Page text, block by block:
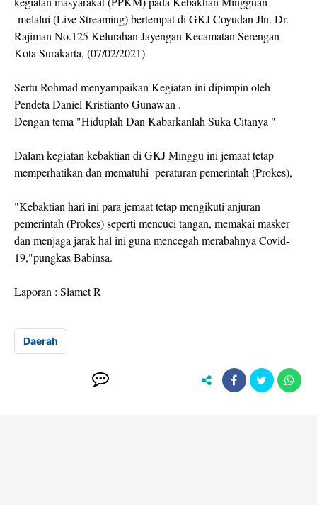
melalui (Live Streaming) bertempat di GKJ Coyudan Jln. Dr.
Rajiman No.125 Kelurahan Jayengan Kecamatan Serengan
Kota Surakarta, (07/02/2021)
Sertu Rohmad menyampaikan Kegiatan ini dipimpin oleh
Pendeta Daniel Kristianto Gunawan .
Dengan tema "Hiduplah Dan Kabarkanlah Suka Citanya "
Dalam kegiatan kebaktian di GKJ Minggu ini jemaat tetap
memperhatikan dan mematuhi peraturan pemerintah (Prokes),
"Kebaktian hari ini para jemaat tetap mengikuti anjuran
pemerintah (Prokes) seperti mencuci tangan, memakai masker
dan menjaga jarak hal ini guna mencegah merabahnya Covid-
19,"pungkas Babinsa.
Laporan : Slamet R
Daerah